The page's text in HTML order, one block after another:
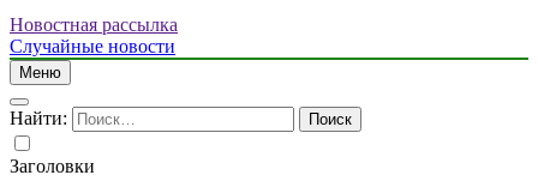
Новостная рассылка
Случайные новости
Меню
Найти:
Заголовки